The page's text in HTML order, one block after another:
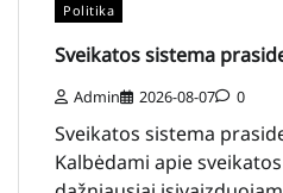
Politika
Sveikatos sistema
Admin 2026-08-07 0
Sveikatos sistema
Kalbėdami apie